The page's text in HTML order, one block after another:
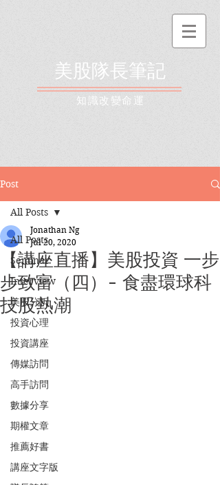
美股隊長筆記
​知識改變命運
Post
All Posts
Seminar
Interview
美股分析
投資心理
投資講座
傳媒訪問
高手訪問
數據分享
期權文章
推薦好書
講座文字版
All Posts
【講座直播】美股投資 一步
步致富（四）- 食盡環球科
技股熱潮
Jonathan Ng
Jul 20, 2020